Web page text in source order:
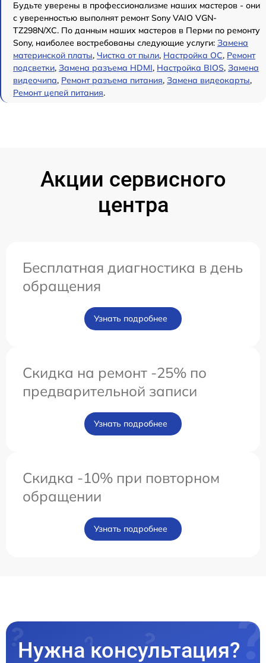
Будьте уверены в профессионализме наших мастеров - они
с уверенностью выполнят ремонт Sony VAIO VGN-
TZ298N/XC. По данным наших мастеров в Перми по ремонту
Sony, наиболее востребованы следующие услуги: Замена
материнской платы, Чистка от пыли, Настройка ОС, Ремонт
подсветки, Замена разъема HDMI, Настройка BIOS, Замена
видеочипа, Ремонт разъема питания, Замена видеокарты,
Ремонт цепей питания.
Акции сервисного
центра
Бесплатная диагностика в день
обращения
Узнать подробнее
Скидка на ремонт -25% по
предварительной записи
Узнать подробнее
Скидка -10% при повторном
обращении
Узнать подробнее
Нужна консультация?